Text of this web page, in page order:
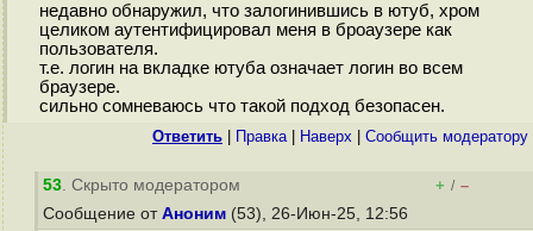
недавно обнаружил, что залогинившись в ютуб, хром
целиком аутентифицировал меня в броаузере как
пользователя.
т.е. логин на вкладке ютуба означает логин во всем
браузере.
сильно сомневаюсь что такой подход безопасен.
Ответить Правка| Наверх Cообщить модератору
53. Скрыто модератором + / –
Сообщение от Аноним (53), 26-Июн-25, 12:56